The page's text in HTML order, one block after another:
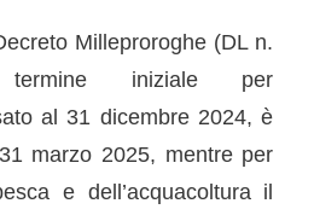
Milleproroghe (DL n.
iniziale per
al 31 dicembre 2024, è
marzo 2025, mentre per
e dell’acquacoltura il